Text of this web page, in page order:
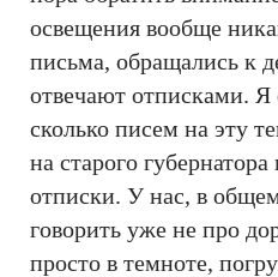
освещения вообще
письма, обращались к
отвечают отписками. Я
сколько писем на эту
на старого
отписки. У нас, в
говорить уже не про
просто в темноте,